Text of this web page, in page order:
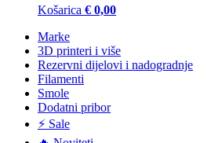
Košarica € 0,00
Marke
3D printeri i više
Rezervni dijelovi i nadogradnje
Filamenti
Smole
Dodatni pribor
⚡ Sale